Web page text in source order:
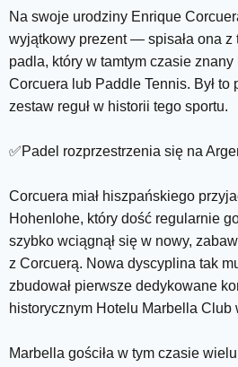
Na swoje urodziny Enrique
wyjątkowy prezent — spisała ona z
padla, który w tamtym czasie znany
Corcuera lub Paddle Tennis. Był
zestaw reguł w historii tego sportu.
✅Padel rozprzestrzenia się na
Corcuera miał hiszpańskiego
Hohenlohe, który dość regularnie
szybko wciągnął się w nowy,
z Corcuerą. Nowa dyscyplina tak
zbudował pierwsze dedykowane
historycznym Hotelu Marbella Club
Marbella gościła w tym czasie